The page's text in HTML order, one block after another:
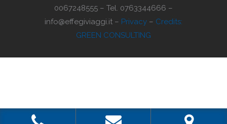
0067248555 – Tel. 0763344666 –
info@effegiviaggi.it – Privacy – Credits:
GREEN CONSULTING